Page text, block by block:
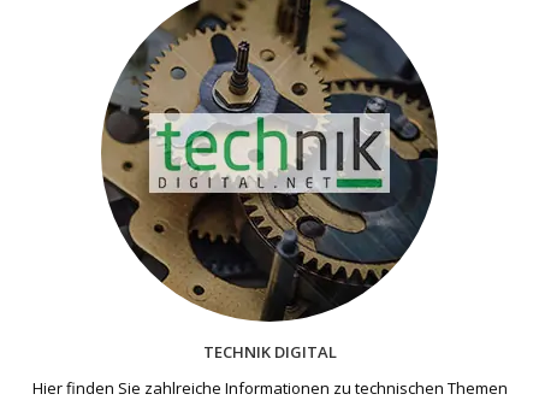
TECHNIK DIGITAL
Hier finden Sie zahlreiche Informationen zu technischen Themen​